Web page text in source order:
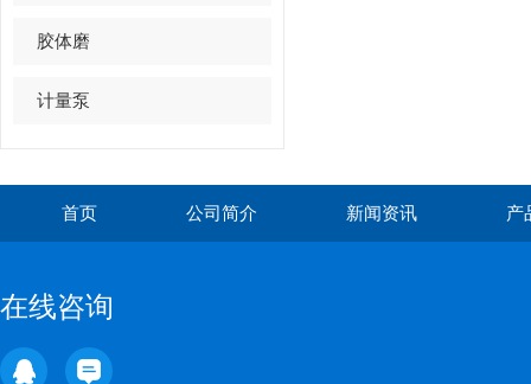
胶体磨
计量泵
首页 公司简介 新闻资讯 产
在线咨询